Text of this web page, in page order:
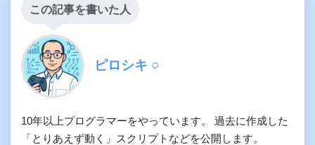
この記事を書いた人
ピロシキ ○
10年以上プログラマーをやっています。 過去に作成した
「とりあえず動く」スクリプトなどを公開します。